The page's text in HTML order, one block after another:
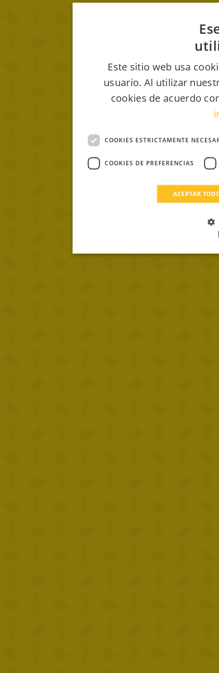
Este sitio web usa
usuario. Al utilizar
cookies de acuerdo
COOKIES ESTRICTAMENTE
COOKIES DE PREFERENCIAS
ACEPTAR